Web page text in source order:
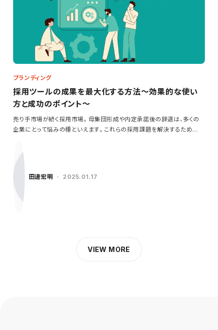
ブランディング
採用ツールの成果を最大化する方法～効果的な使い
方と成功のポイント～
売り手市場が続く採用市場。母集団形成や内定承諾後の辞退は、多くの
企業にとって悩みの種といえます。これらの採用課題を解決するため
田邊宏明 2025.01.17
VIEW MORE